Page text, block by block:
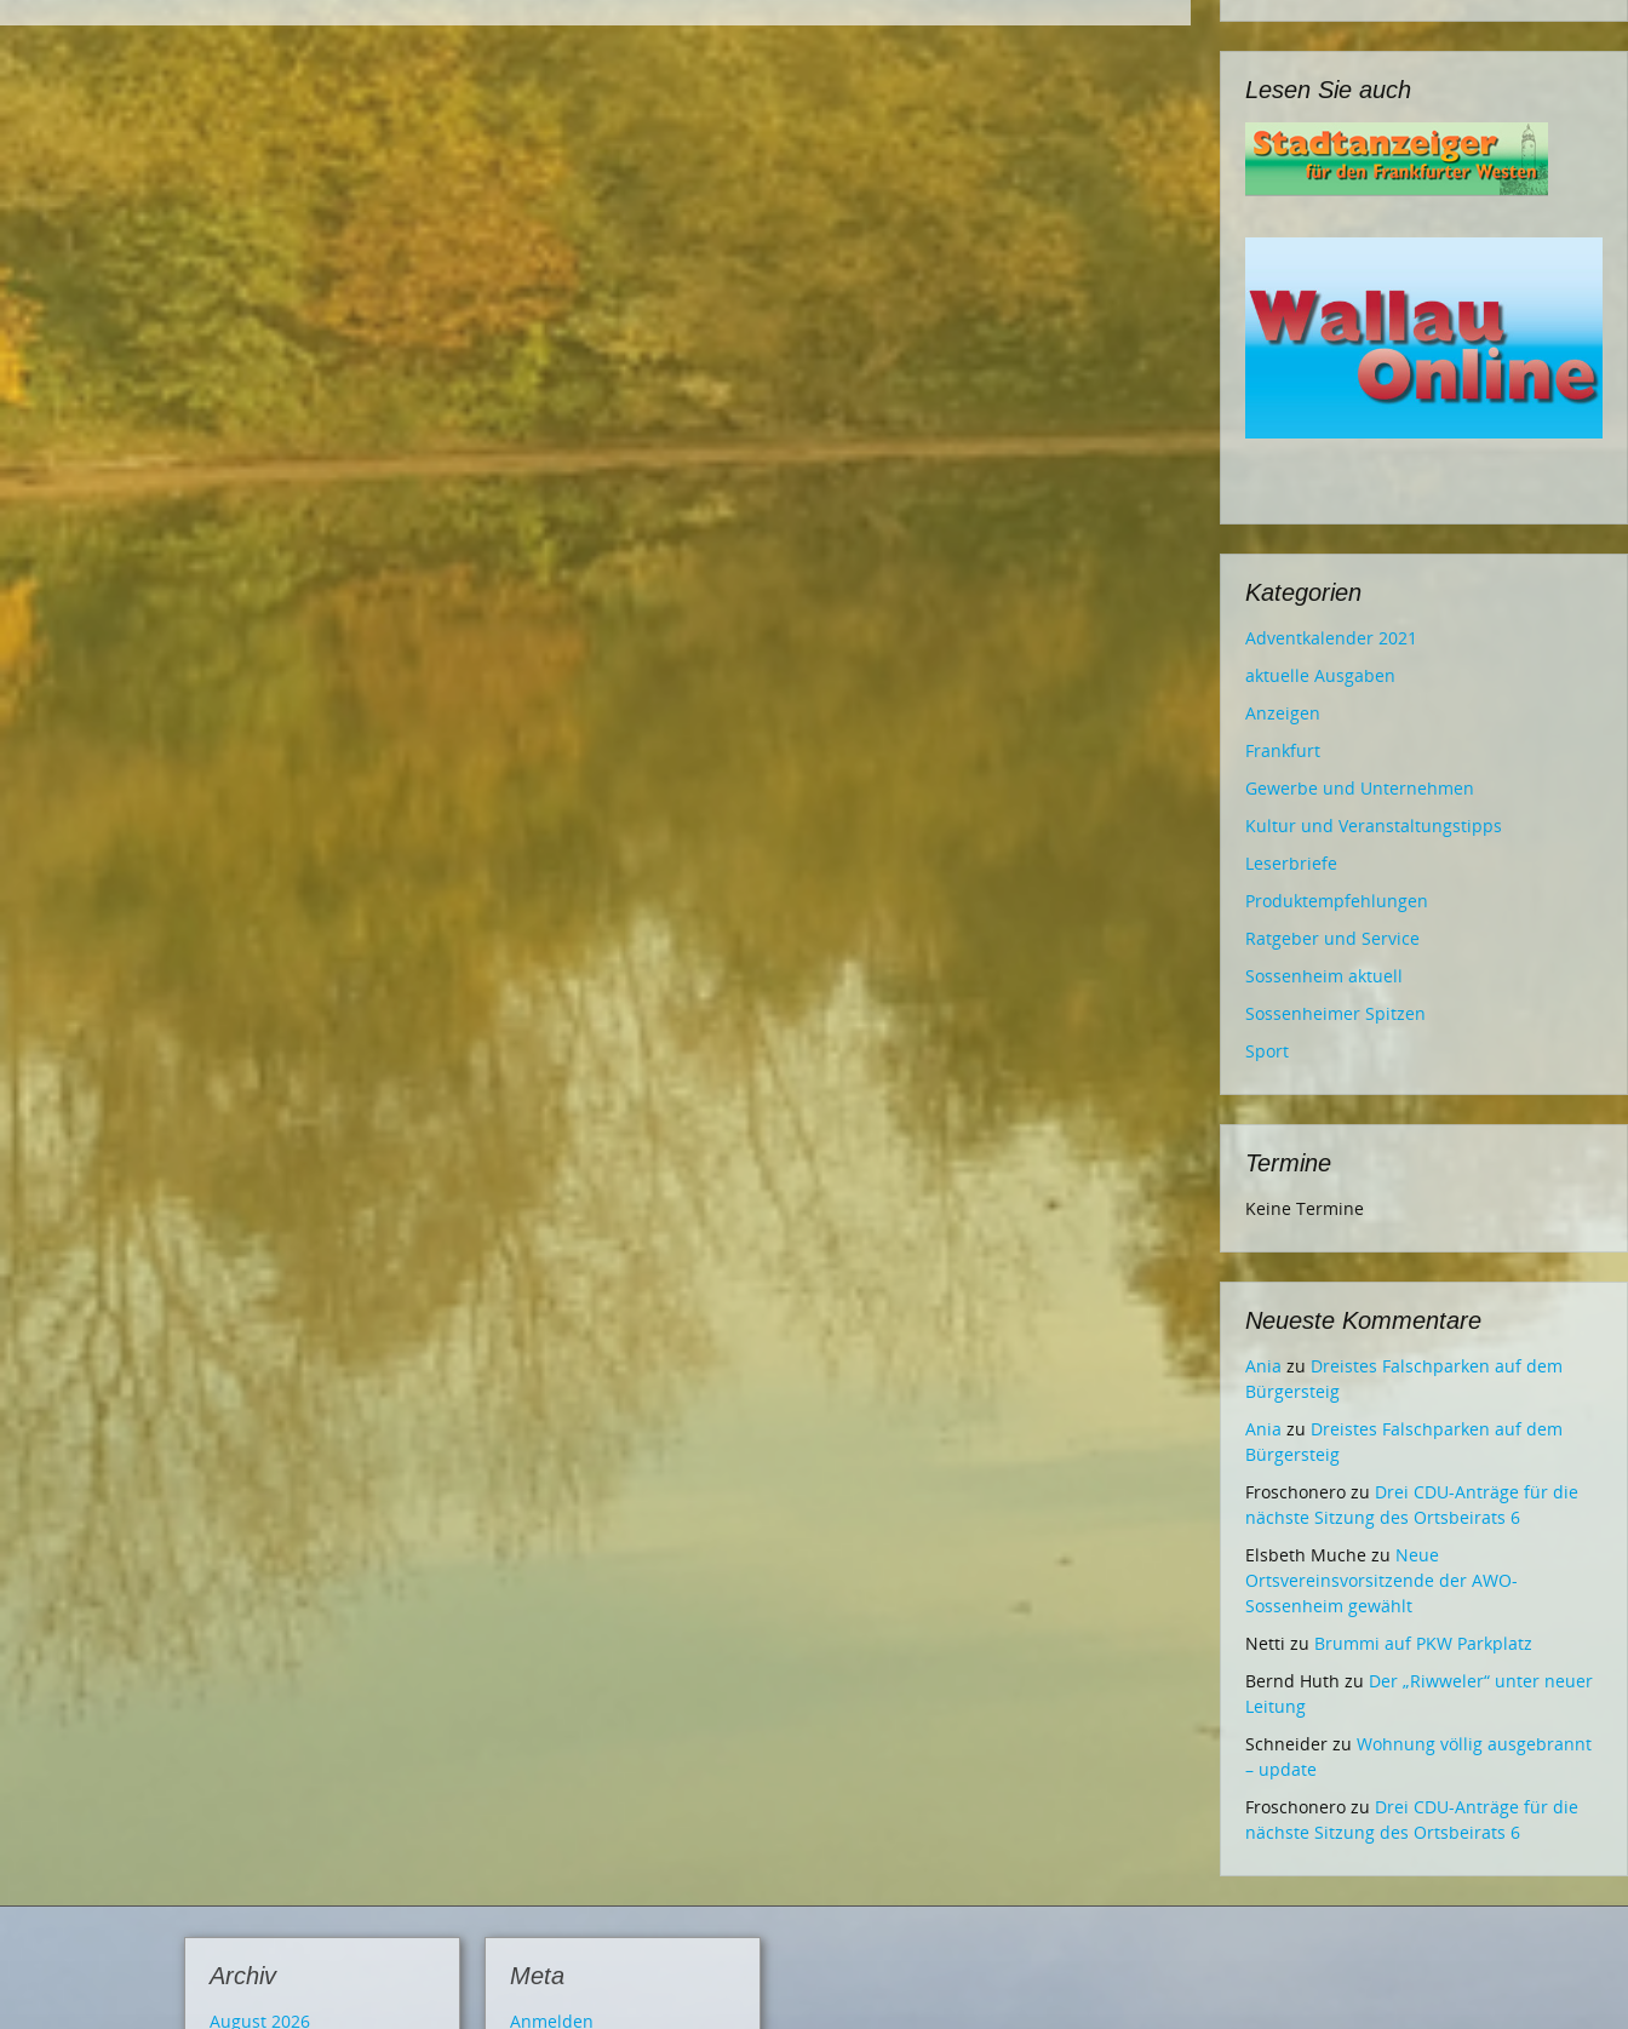
Lesen Sie auch
Kategorien
Adventkalender 2021
aktuelle Ausgaben
Anzeigen
Frankfurt
Gewerbe und Unternehmen
Kultur und Veranstaltungstipps
Leserbriefe
Produktempfehlungen
Ratgeber und Service
Sossenheim aktuell
Sossenheimer Spitzen
Sport
Termine
Keine Termine
Neueste Kommentare
Ania zu Dreistes Falschparken auf dem
Bürgersteig
Ania zu Dreistes Falschparken auf dem
Bürgersteig
Froschonero zu Drei CDU-Anträge für die
nächste Sitzung des Ortsbeirats 6
Elsbeth Muche zu Neue
Ortsvereinsvorsitzende der AWO-
Sossenheim gewählt
Netti zu Brummi auf PKW Parkplatz
Bernd Huth zu Der „Riwweler“ unter neuer
Leitung
Schneider zuWohnung völlig ausgebrannt
– update
Froschonero zu Drei CDU-Anträge für die
nächste Sitzung des Ortsbeirats 6
Archiv
August 2026
Meta
Anmelden